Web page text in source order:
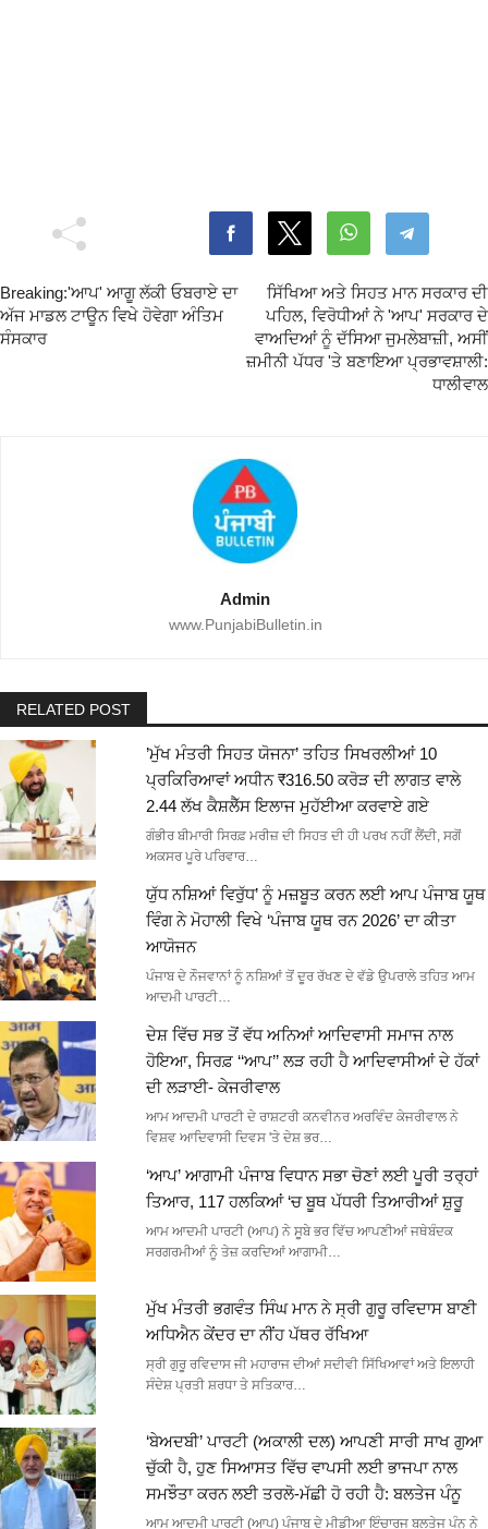
Breaking:'ਆਪ' ਆਗੂ ਲੱਕੀ ਓਬਰਾਏ ਦਾ
ਅੱਜ ਮਾਡਲ ਟਾਊਨ ਵਿਖੇ ਹੋਵੇਗਾ ਅੰਤਿਮ
ਸੰਸਕਾਰ
ਸਿੱਖਿਆ ਅਤੇ ਸਿਹਤ ਮਾਨ ਸਰਕਾਰ ਦੀ
ਪਹਿਲ, ਵਿਰੋਧੀਆਂ ਨੇ 'ਆਪ' ਸਰਕਾਰ ਦੇ
ਵਾਅਦਿਆਂ ਨੂੰ ਦੱਸਿਆ ਜੁਮਲੇਬਾਜ਼ੀ, ਅਸੀਂ
ਜ਼ਮੀਨੀ ਪੱਧਰ 'ਤੇ ਬਣਾਇਆ ਪ੍ਰਭਾਵਸ਼ਾਲੀ:
ਧਾਲੀਵਾਲ
Admin
www.PunjabiBulletin.in
RELATED POST
’ਮੁੱਖ ਮੰਤਰੀ ਸਿਹਤ ਯੋਜਨਾ’ ਤਹਿਤ ਸਿਖਰਲੀਆਂ 10
ਪ੍ਰਕਿਰਿਆਵਾਂ ਅਧੀਨ ₹316.50 ਕਰੋੜ ਦੀ ਲਾਗਤ ਵਾਲੇ
2.44 ਲੱਖ ਕੈਸ਼ਲੈੱਸ ਇਲਾਜ ਮੁਹੱਈਆ ਕਰਵਾਏ ਗਏ
ਗੰਭੀਰ ਬੀਮਾਰੀ ਸਿਰਫ਼ ਮਰੀਜ਼ ਦੀ ਸਿਹਤ ਦੀ ਹੀ ਪਰਖ ਨਹੀਂ ਲੈਂਦੀ, ਸਗੋਂ
ਅਕਸਰ ਪੂਰੇ ਪਰਿਵਾਰ…
ਯੁੱਧ ਨਸ਼ਿਆਂ ਵਿਰੁੱਧ’ ਨੂੰ ਮਜ਼ਬੂਤ ਕਰਨ ਲਈ ਆਪ ਪੰਜਾਬ ਯੂਥ
ਵਿੰਗ ਨੇ ਮੋਹਾਲੀ ਵਿਖੇ ‘ਪੰਜਾਬ ਯੂਥ ਰਨ 2026’ ਦਾ ਕੀਤਾ
ਆਯੋਜਨ
ਪੰਜਾਬ ਦੇ ਨੌਜਵਾਨਾਂ ਨੂੰ ਨਸ਼ਿਆਂ ਤੋਂ ਦੂਰ ਰੱਖਣ ਦੇ ਵੱਡੇ ਉਪਰਾਲੇ ਤਹਿਤ ਆਮ
ਆਦਮੀ ਪਾਰਟੀ…
ਦੇਸ਼ ਵਿੱਚ ਸਭ ਤੋਂ ਵੱਧ ਅਨਿਆਂ ਆਦਿਵਾਸੀ ਸਮਾਜ ਨਾਲ
ਹੋਇਆ, ਸਿਰਫ਼ ‘‘ਆਪ’’ ਲੜ ਰਹੀ ਹੈ ਆਦਿਵਾਸੀਆਂ ਦੇ ਹੱਕਾਂ
ਦੀ ਲੜਾਈ- ਕੇਜਰੀਵਾਲ
ਆਮ ਆਦਮੀ ਪਾਰਟੀ ਦੇ ਰਾਸ਼ਟਰੀ ਕਨਵੀਨਰ ਅਰਵਿੰਦ ਕੇਜਰੀਵਾਲ ਨੇ
ਵਿਸ਼ਵ ਆਦਿਵਾਸੀ ਦਿਵਸ 'ਤੇ ਦੇਸ਼ ਭਰ…
‘ਆਪ’ ਆਗਾਮੀ ਪੰਜਾਬ ਵਿਧਾਨ ਸਭਾ ਚੋਣਾਂ ਲਈ ਪੂਰੀ ਤਰ੍ਹਾਂ
ਤਿਆਰ, 117 ਹਲਕਿਆਂ ‘ਚ ਬੂਥ ਪੱਧਰੀ ਤਿਆਰੀਆਂ ਸ਼ੁਰੂ
ਆਮ ਆਦਮੀ ਪਾਰਟੀ (ਆਪ) ਨੇ ਸੂਬੇ ਭਰ ਵਿੱਚ ਆਪਣੀਆਂ ਜਥੇਬੰਦਕ
ਸਰਗਰਮੀਆਂ ਨੂੰ ਤੇਜ਼ ਕਰਦਿਆਂ ਆਗਾਮੀ…
ਮੁੱਖ ਮੰਤਰੀ ਭਗਵੰਤ ਸਿੰਘ ਮਾਨ ਨੇ ਸ੍ਰੀ ਗੁਰੂ ਰਵਿਦਾਸ ਬਾਣੀ
ਅਧਿਐਨ ਕੇਂਦਰ ਦਾ ਨੀਂਹ ਪੱਥਰ ਰੱਖਿਆ
ਸ੍ਰੀ ਗੁਰੂ ਰਵਿਦਾਸ ਜੀ ਮਹਾਰਾਜ ਦੀਆਂ ਸਦੀਵੀ ਸਿੱਖਿਆਵਾਂ ਅਤੇ ਇਲਾਹੀ
ਸੰਦੇਸ਼ ਪ੍ਰਤੀ ਸ਼ਰਧਾ ਤੇ ਸਤਿਕਾਰ…
‘ਬੇਅਦਬੀ’ ਪਾਰਟੀ (ਅਕਾਲੀ ਦਲ) ਆਪਣੀ ਸਾਰੀ ਸਾਖ ਗੁਆ
ਚੁੱਕੀ ਹੈ, ਹੁਣ ਸਿਆਸਤ ਵਿੱਚ ਵਾਪਸੀ ਲਈ ਭਾਜਪਾ ਨਾਲ
ਸਮਝੌਤਾ ਕਰਨ ਲਈ ਤਰਲੋ-ਮੱਛੀ ਹੋ ਰਹੀ ਹੈ: ਬਲਤੇਜ ਪੰਨੂ
ਆਮ ਆਦਮੀ ਪਾਰਟੀ (ਆਪ) ਪੰਜਾਬ ਦੇ ਮੀਡੀਆ ਇੰਚਾਰਜ ਬਲਤੇਜ ਪੰਨੂ ਨੇ